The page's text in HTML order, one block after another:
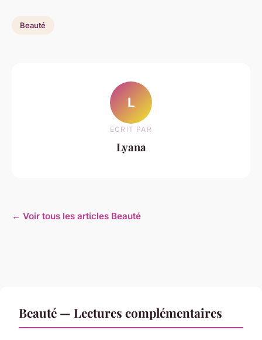
Beauté
L
ECRIT PAR
Lyana
← Voir tous les articles Beauté
Beauté — Lectures complémentaires